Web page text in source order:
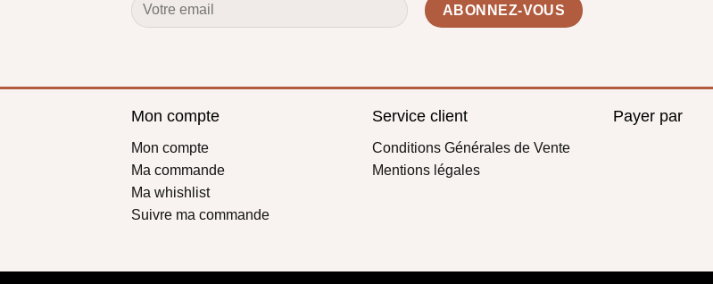
Mon compte
Mon compte
Ma commande
Ma whishlist
Suivre ma commande
Service client
Conditions Générales de Vente
Mentions légales
Payer par